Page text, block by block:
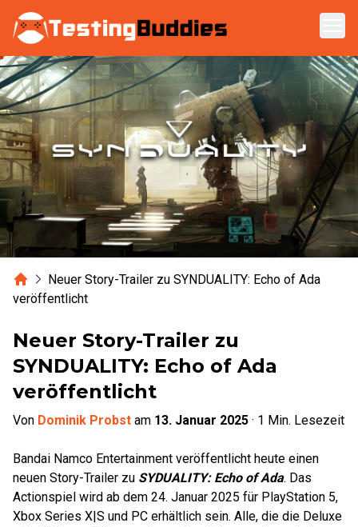
Zum Hauptinhalt springen
HomeNeuer Story-Trailer zu SYNDUALITY: Echo of Ada
veröffentlicht
Neuer Story-Trailer zu
SYNDUALITY: Echo of Ada
veröffentlicht
Von Dominik Probst am 13. Januar 2025 · 1 Min. Lesezeit
Bandai Namco Entertainment veröffentlicht heute einen
neuen Story-Trailer zu SYDUALITY: Echo of Ada. Das
Actionspiel wird ab dem 24. Januar 2025 für PlayStation 5,
Xbox Series X|S und PC erhältlich sein. Alle, die die Deluxe